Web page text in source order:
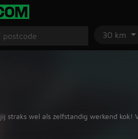
30 km
wel als zelfstandig werkend